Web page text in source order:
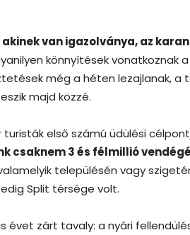
akinek van igazolványa, az
könnyítések vonatkoznak
még a héten lezajlanak, a
majd közzé.
első számú üdülési
csaknem 3 és félmillió
településén vagy
Split térsége volt.
évet zárt tavaly: a nyári